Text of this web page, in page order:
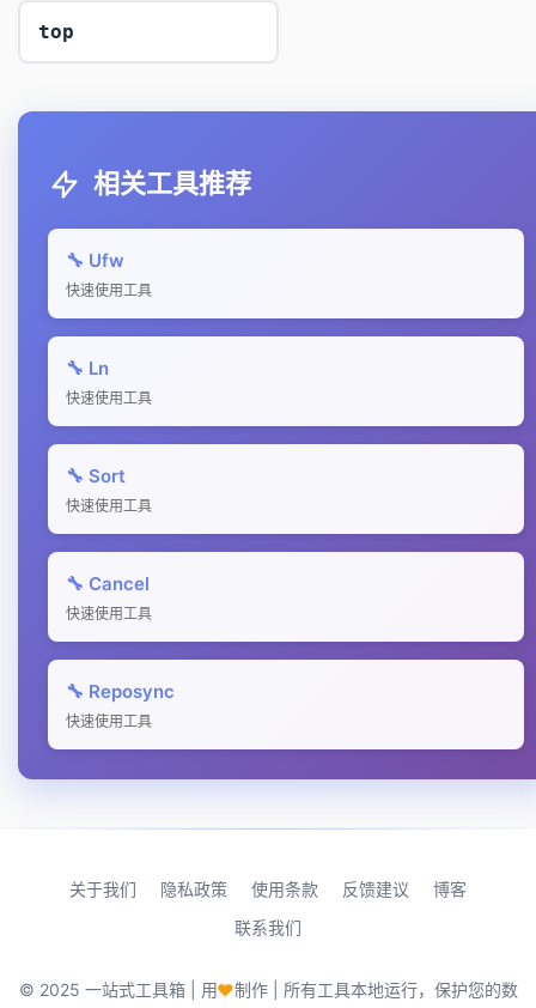
top
相关工具推荐
🔧 Ufw
快速使用工具
🔧 Ln
快速使用工具
🔧 Sort
快速使用工具
🔧 Cancel
快速使用工具
🔧 Reposync
快速使用工具
关于我们 隐私政策 使用条款 反馈建议
博客
联系我们
© 2025 一站式工具箱 | 用♥制作 | 所有工具本地运行，保护您的数